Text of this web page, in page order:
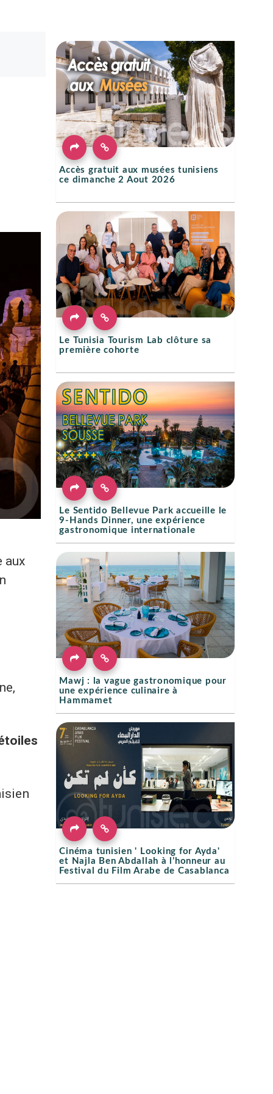
aux
Accès gratuit aux musées tunisiens
ce dimanche 2 Aout 2026
Le Tunisia Tourism Lab clôture sa
première cohorte
Le Sentido Bellevue Park accueille le
9-Hands Dinner, une expérience
gastronomique internationale
Mawj : la vague gastronomique pour
une expérience culinaire à
Hammamet
Cinéma tunisien ' Looking for Ayda'
et Najla Ben Abdallah à l’honneur au
Festival du Film Arabe de Casablanca